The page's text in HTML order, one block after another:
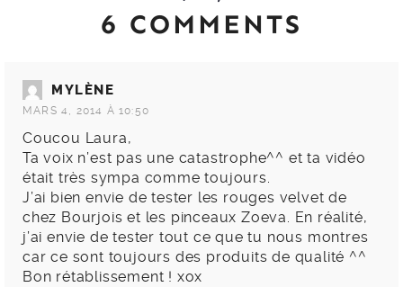
6 COMMENTS
MYLÈNE
MARS 4, 2014 À 10:50
Coucou Laura,
Ta voix n’est pas une catastrophe^^ et ta vidéo
était très sympa comme toujours.
J’ai bien envie de tester les rouges velvet de
chez Bourjois et les pinceaux Zoeva. En réalité,
j’ai envie de tester tout ce que tu nous montres
car ce sont toujours des produits de qualité ^^
Bon rétablissement ! xox